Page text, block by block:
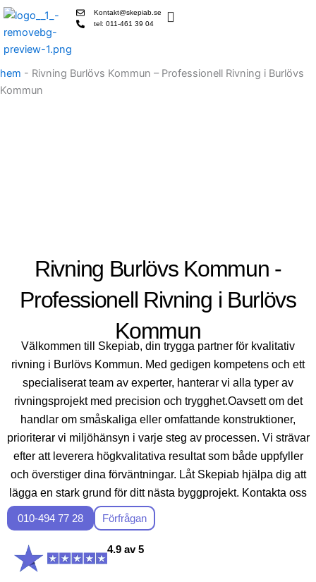
Skip
Kontakt@skepiab.se
tel: 011-461 39 04
hem - Rivning Burlövs Kommun – Professionell Rivning i Burlövs
Kommun
Rivning Burlövs Kommun -
Professionell Rivning i Burlövs
Kommun
Välkommen till Skepiab, din trygga partner för kvalitativ
rivning i Burlövs Kommun. Med gedigen kompetens och ett
specialiserat team av experter, hanterar vi alla typer av
rivningsprojekt med precision och trygghet.Oavsett om det
handlar om småskaliga eller omfattande konstruktioner,
prioriterar vi miljöhänsyn i varje steg av processen. Vi strävar
efter att leverera högkvalitativa resultat som både uppfyller
och överstiger dina förväntningar. Låt Skepiab hjälpa dig att
lägga en stark grund för ditt nästa byggprojekt. Kontakta oss
idag för en kostnadsfri konsultation!
010-494 77 28 Förfrågan
4.9 av 5